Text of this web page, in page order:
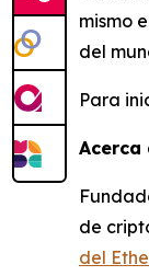
mismo
del
Para
Acerca
de
del